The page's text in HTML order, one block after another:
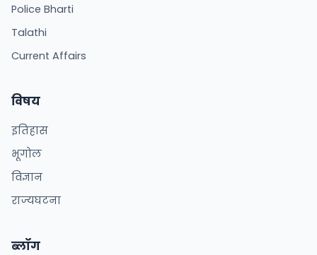
Police Bharti
Talathi
Current Affairs
विषय
इतिहास
भूगोल
विज्ञान
राज्यघटना
ब्लॉग